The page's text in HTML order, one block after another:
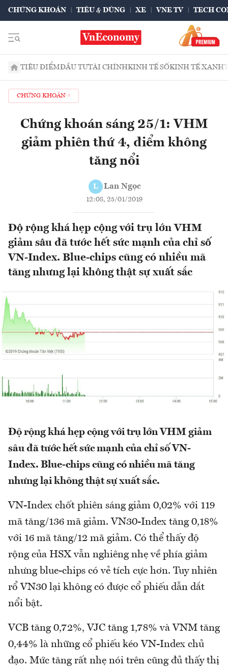
CHỨNG KHOÁN TIÊU & DÙNG XE VNE TV TECH
TIÊU ĐIỂMĐẦU TƯTÀI CHÍNHKINH TẾ SỐKINH TẾ XANH
CHỨNG KHOÁN
Chứng khoán sáng 25/1: VHM
giảm phiên thứ 4, điểm không
tăng nổi
L Lan Ngọc
12:08, 25/01/2019
Độ rộng khá hẹp cộng với trụ lớn VHM
giảm sâu đã tước hết sức mạnh của chỉ số
VN-Index. Blue-chips cũng có nhiều mã
tăng nhưng lại không thật sự xuất sắc
Độ rộng khá hẹp cộng với trụ lớn VHM giảm
sâu đã tước hết sức mạnh của chỉ số VN-
Index. Blue-chips cũng có nhiều mã tăng
nhưng lại không thật sự xuất sắc.
VN-Index chốt phiên sáng giảm 0,02% với 119
mã tăng/136 mã giảm. VN30-Index tăng 0,18%
với 16 mã tăng/12 mã giảm. Có thể thấy độ
rộng của HSX vẫn nghiêng nhẹ về phía giảm
nhưng blue-chips có vẻ tích cực hơn. Tuy nhiên
rổ VN30 lại không có được cổ phiếu dẫn dắt
nổi bật.
VCB tăng 0,72%, VJC tăng 1,78% và VNM tăng
0,44% là những cổ phiếu kéo VN-Index chủ
đạo. Mức tăng rất nhẹ nói trên cũng đủ thấy thị